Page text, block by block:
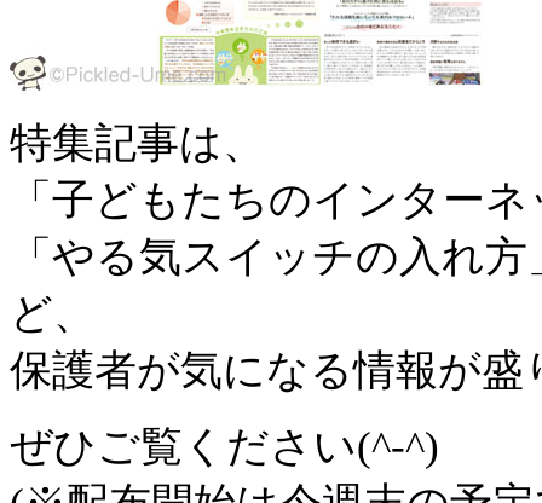
特集記事は、
「子どもたちのインター
「やる気スイッチの入れ
ど、
保護者が気になる情報が
ぜひご覧ください(^-^)